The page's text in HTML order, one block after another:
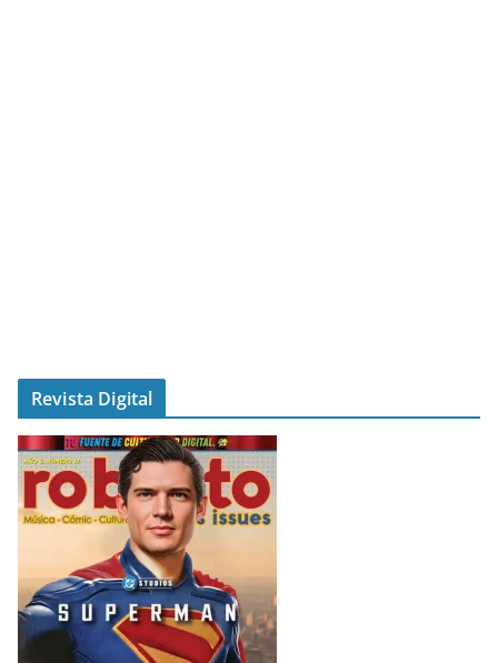
Revista Digital